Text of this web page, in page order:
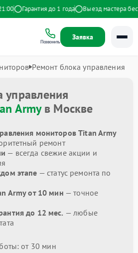
Гарантия до 1 года Выезд мастера
Позвонить
Заявка
Ремонт блока управления
управления
Armyв Москве
мониторов Titan Army
ремонт
— всегда свежие акции и
этапе — статус ремонта по
Army от 10 мин — точное
до 12 мес. — любые
от 30 мин